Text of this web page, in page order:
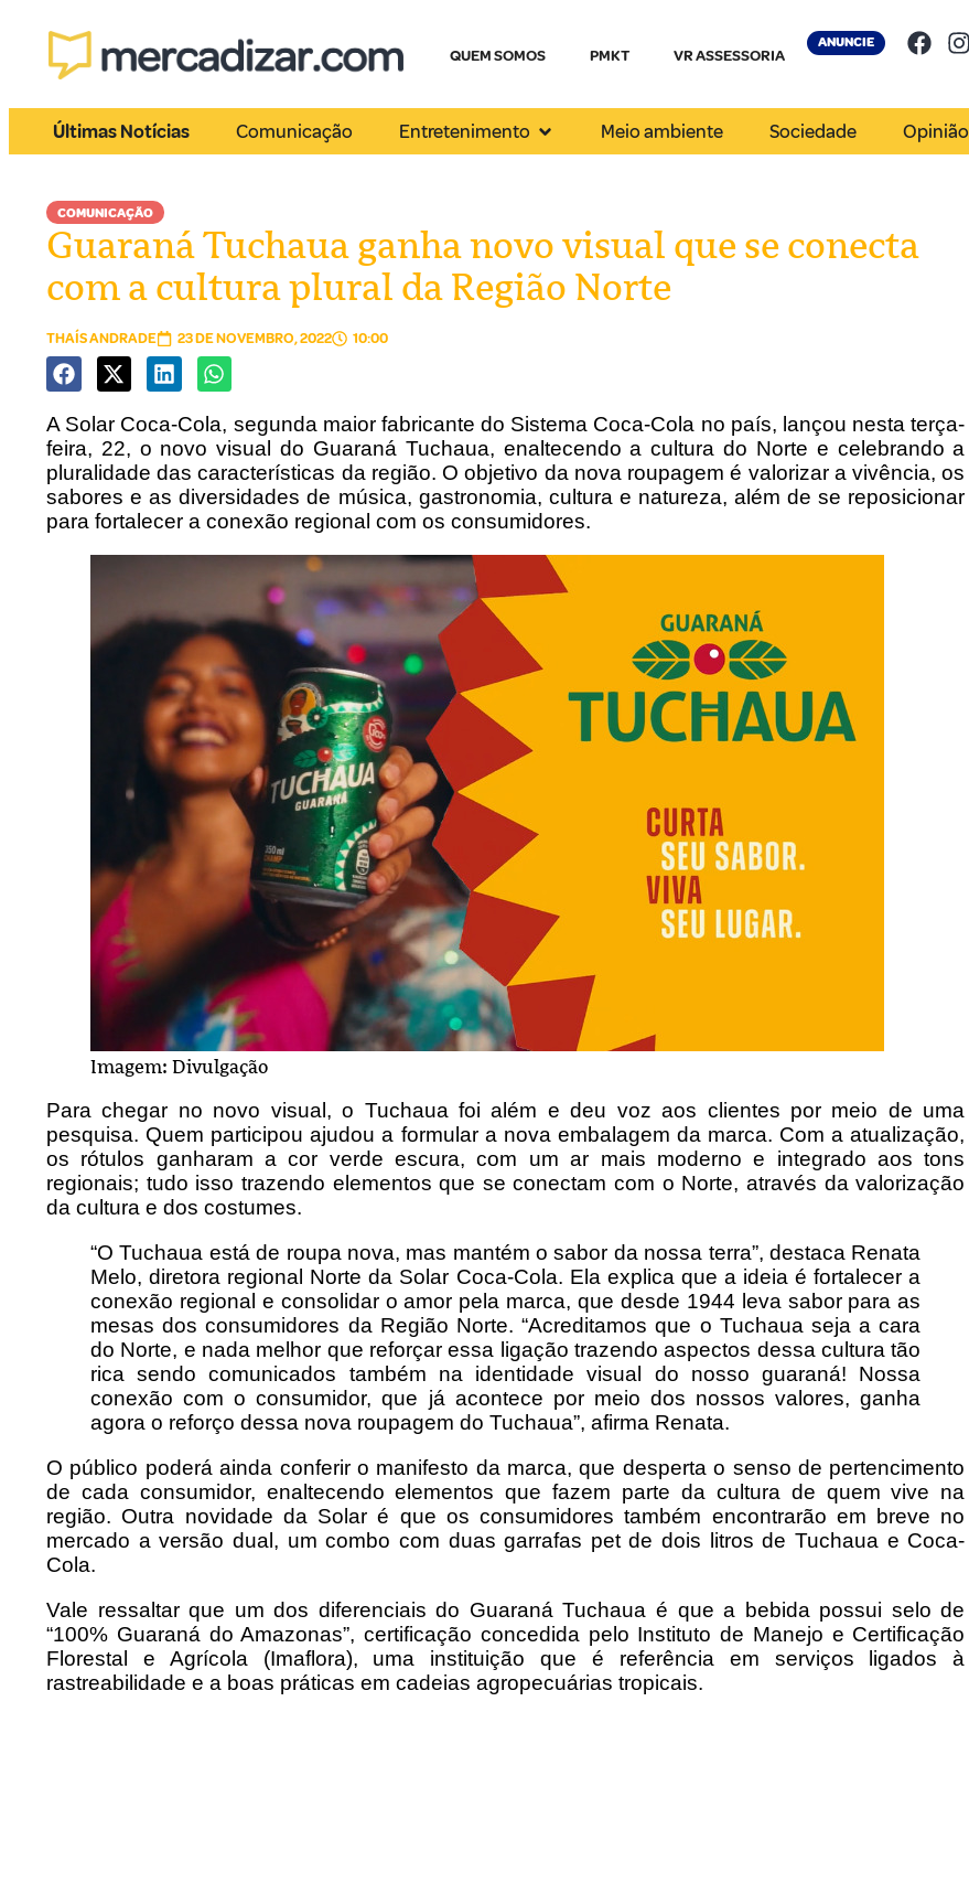
QUEM SOMOS PMKT VR ASSESSORIA
ANUNCIE
Últimas Notícias Comunicação Entretenimento Meio ambiente Sociedade Opinião
COMUNICAÇÃO
Guaraná Tuchaua ganha novo visual que se conecta
com a cultura plural da Região Norte
THAÍS ANDRADE 23 DE NOVEMBRO, 2022 10:00
A Solar Coca-Cola, segunda maior fabricante do Sistema Coca-Cola no país, lançou nesta terça-
feira, 22, o novo visual do Guaraná Tuchaua, enaltecendo a cultura do Norte e celebrando a
pluralidade das características da região. O objetivo da nova roupagem é valorizar a vivência, os
sabores e as diversidades de música, gastronomia, cultura e natureza, além de se reposicionar
para fortalecer a conexão regional com os consumidores.
Imagem: Divulgação
Para chegar no novo visual, o Tuchaua foi além e deu voz aos clientes por meio de uma
pesquisa. Quem participou ajudou a formular a nova embalagem da marca. Com a atualização,
os rótulos ganharam a cor verde escura, com um ar mais moderno e integrado aos tons
regionais; tudo isso trazendo elementos que se conectam com o Norte, através da valorização
da cultura e dos costumes.
“O Tuchaua está de roupa nova, mas mantém o sabor da nossa terra”, destaca Renata
Melo, diretora regional Norte da Solar Coca-Cola. Ela explica que a ideia é fortalecer a
conexão regional e consolidar o amor pela marca, que desde 1944 leva sabor para as
mesas dos consumidores da Região Norte. “Acreditamos que o Tuchaua seja a cara
do Norte, e nada melhor que reforçar essa ligação trazendo aspectos dessa cultura tão
rica sendo comunicados também na identidade visual do nosso guaraná! Nossa
conexão com o consumidor, que já acontece por meio dos nossos valores, ganha
agora o reforço dessa nova roupagem do Tuchaua”, afirma Renata.
O público poderá ainda conferir o manifesto da marca, que desperta o senso de pertencimento
de cada consumidor, enaltecendo elementos que fazem parte da cultura de quem vive na
região. Outra novidade da Solar é que os consumidores também encontrarão em breve no
mercado a versão dual, um combo com duas garrafas pet de dois litros de Tuchaua e Coca-
Cola.
Vale ressaltar que um dos diferenciais do Guaraná Tuchaua é que a bebida possui selo de
“100% Guaraná do Amazonas”, certificação concedida pelo Instituto de Manejo e Certificação
Florestal e Agrícola (Imaflora), uma instituição que é referência em serviços ligados à
rastreabilidade e a boas práticas em cadeias agropecuárias tropicais.